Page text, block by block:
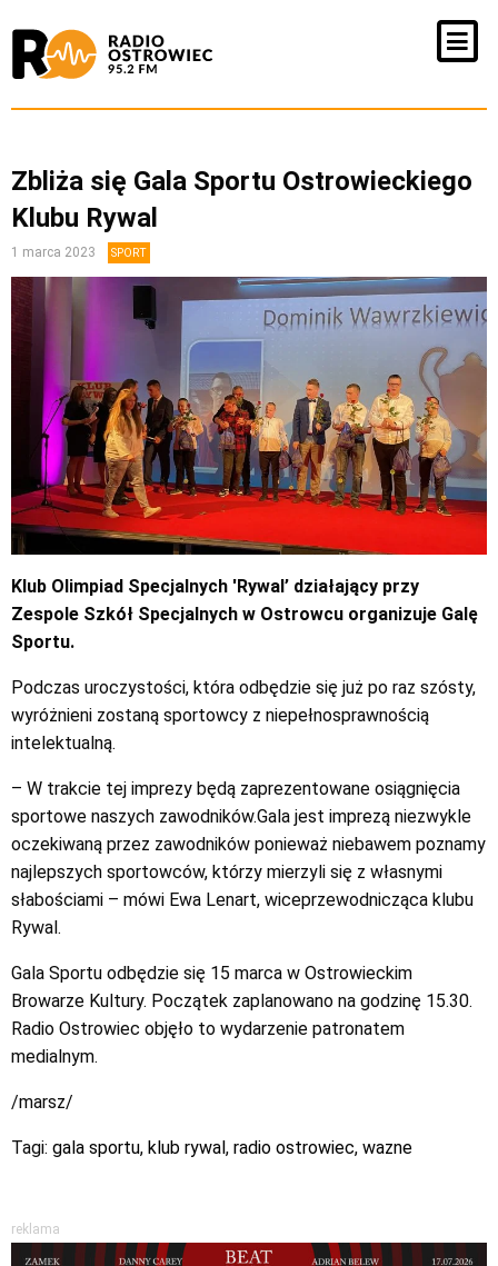
Zbliża się Gala Sportu Ostrowieckiego
Klubu Rywal
1 marca 2023 SPORT
Klub Olimpiad Specjalnych 'Rywal’ działający przy
Zespole Szkół Specjalnych w Ostrowcu organizuje Galę
Sportu.
Podczas uroczystości, która odbędzie się już po raz szósty,
wyróżnieni zostaną sportowcy z niepełnosprawnością
intelektualną.
– W trakcie tej imprezy będą zaprezentowane osiągnięcia
sportowe naszych zawodników.Gala jest imprezą niezwykle
oczekiwaną przez zawodników ponieważ niebawem poznamy
najlepszych sportowców, którzy mierzyli się z własnymi
słabościami – mówi Ewa Lenart, wiceprzewodnicząca klubu
Rywal.
Gala Sportu odbędzie się 15 marca w Ostrowieckim
Browarze Kultury. Początek zaplanowano na godzinę 15.30.
Radio Ostrowiec objęło to wydarzenie patronatem
medialnym.
/marsz/
Tagi: gala sportu, klub rywal, radio ostrowiec, wazne
reklama